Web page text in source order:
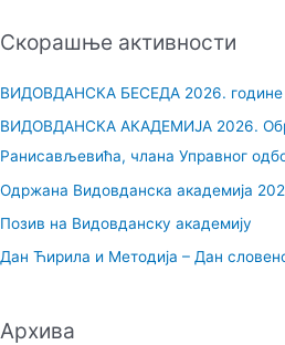
т
з
а
:
Скорашње активности
ВИДОВДАНСКА БЕСЕДА 2026. године
ВИДОВДАНСКА АКАДЕМИЈА 2026.
Ранисављевића, члана Управног
Одржана Видовданска академија
Позив на Видовданску академију
Дан Ћирила и Методија – Дан
Архива